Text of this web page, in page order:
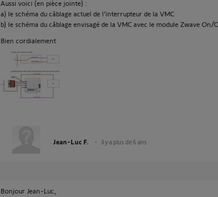
Aussi voici (en pièce jointe) :
a) le schéma du câblage actuel de l'interrupteur de la VMC
b) le schéma du câblage envisagé de la VMC avec le module Zwave On/
Bien cordialement
Jean-Luc F. il y a plus de 6 ans
Bonjour Jean-Luc,